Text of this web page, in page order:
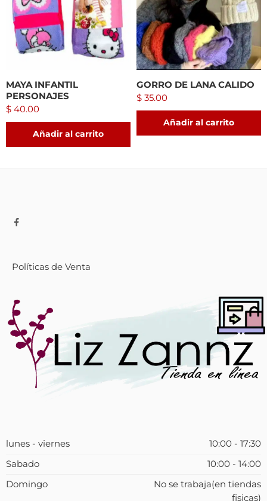
MAYA INFANTIL
PERSONAJES
$ 40.00
Añadir al carrito
GORRO DE LANA CALIDO
$ 35.00
Añadir al carrito
Políticas de Venta
lunes - viernes
10:00 - 17:30
Sabado
10:00 - 14:00
Domingo
No se trabaja(en tiendas
fisicas)